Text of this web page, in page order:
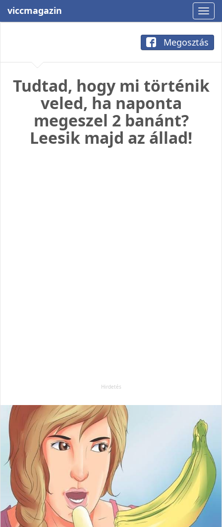
viccmagazin
Megosztás
Tudtad, hogy mi történik
veled, ha naponta
megeszel 2 banánt?
Leesik majd az állad!